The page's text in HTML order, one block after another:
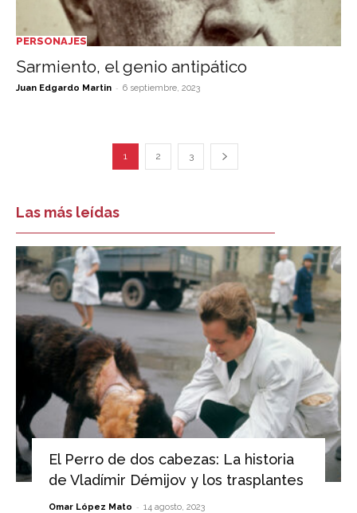
PERSONAJES
Sarmiento, el genio antipático
Juan Edgardo Martin - 6 septiembre, 2023
1 2 3
Las más leídas
El Perro de dos cabezas: La historia
de Vladímir Démijov y los trasplantes
Omar López Mato - 14 agosto, 2023